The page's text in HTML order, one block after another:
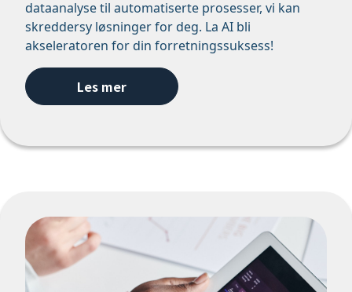
dataanalyse til automatiserte prosesser, vi kan
skreddersy løsninger for deg. La AI bli
akseleratoren for din forretningssuksess!
Les mer